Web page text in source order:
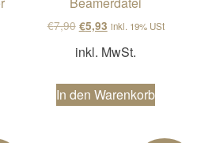
war: €8,50
ist: €6,38.
€7,90 Ursprünglicher Preis
€5,93Aktueller Preis
inkl. 19% USt
inkl. MwSt.
In den Warenkorb